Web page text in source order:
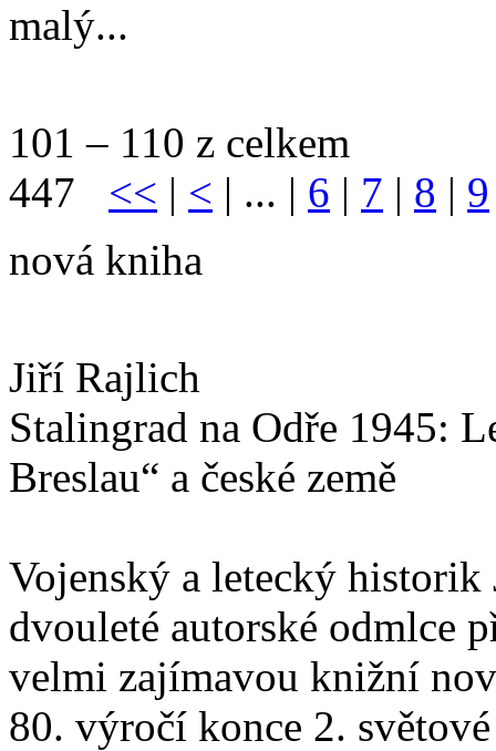
malý...
101 – 110 z celkem
447 << | < | ... | 6 | 7 | 8 | 9
nová kniha
Jiří Rajlich
Stalingrad na Odře 1945:
Breslau“ a české země
Vojenský a letecký
dvouleté autorské odmlce
velmi zajímavou knižní
80. výročí konce 2.